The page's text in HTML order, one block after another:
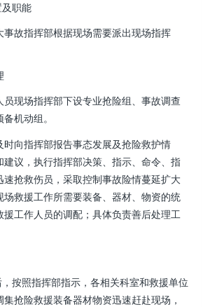
职能
事故指挥部根据现场需要派出现场指挥
员现场指挥部下设专业抢险组 、事故调查
机动组。
时向指挥部报告事态发展及抢险救护情
，执行指挥部决策、指示 、命令、指
速抢救伤员，采取控制事故险情蔓延扩大
场救援工作所需要装备、器材 、物资的统
援工作人员的调配；具体负责善后处理工
，按照指挥部指示，各相关科室和救援单位
集抢险救援装备器材物资迅速赶赴现场，